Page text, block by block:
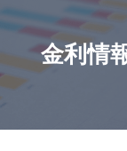
金利情